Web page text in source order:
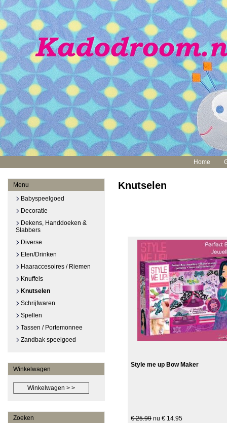
Home
Menu
Babyspeelgoed
Decoratie
Dekens, Handdoeken &
Slabbers
Diverse
Eten/Drinken
Haaraccesoires / Riemen
Knuffels
Knutselen
Schrijfwaren
Spellen
Tassen / Portemonnee
Zandbak speelgoed
Winkelwagen
Zoeken
Knutselen
Style me up Bow Maker
€ 25.99 nu € 14.95